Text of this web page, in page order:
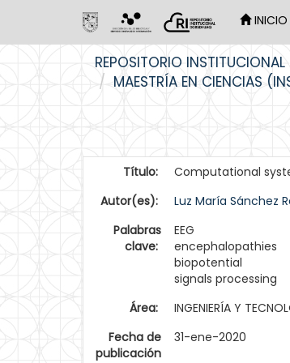
INICIO
REPOSITORIO
MAESTRÍA EN CIENCIAS
Título:
Computational
Autor(es):
Luz María Sánchez
Palabras
clave:
EEG
encephalopathies
biopotential
signals processing
Área:
INGENIERÍA Y
Fecha de
publicación
31-ene-2020